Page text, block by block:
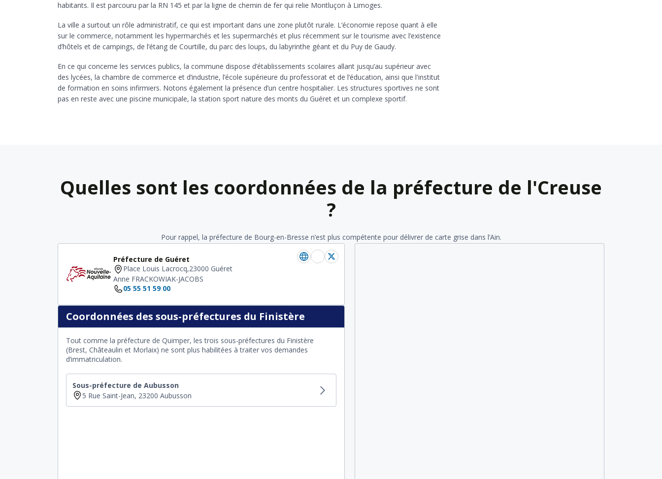
habitants. Il est parcouru par la RN 145 et par la ligne de chemin de fer qui relie Montluçon à Limoges.
La ville a surtout un rôle administratif, ce qui est important dans une zone plutôt rurale. L’économie repose quant à elle
sur le commerce, notamment les hypermarchés et les supermarchés et plus récemment sur le tourisme avec l’existence
d’hôtels et de campings, de l’étang de Courtille, du parc des loups, du labyrinthe géant et du Puy de Gaudy.
En ce qui concerne les services publics, la commune dispose d’établissements scolaires allant jusqu’au supérieur avec
des lycées, la chambre de commerce et d’industrie, l’école supérieure du professorat et de l’éducation, ainsi que l'institut
de formation en soins infirmiers. Notons également la présence d’un centre hospitalier. Les structures sportives ne sont
pas en reste avec une piscine municipale, la station sport nature des monts du Guéret et un complexe sportif.
Quelles sont les coordonnées de la préfecture de l'Creuse
?
Pour rappel, la préfecture de Bourg-en-Bresse n’est plus compétente pour délivrer de carte grise dans l’Ain.
Préfecture de Guéret
Place Louis Lacrocq,23000 Guéret
Anne FRACKOWIAK-JACOBS
05 55 51 59 00
Coordonnées des sous-préfectures du Finistère
Tout comme la préfecture de Quimper, les trois sous-préfectures du Finistère
(Brest, Châteaulin et Morlaix) ne sont plus habilitées à traiter vos demandes
d’immatriculation.
Sous-préfecture de Aubusson
5 Rue Saint-Jean, 23200 Aubusson